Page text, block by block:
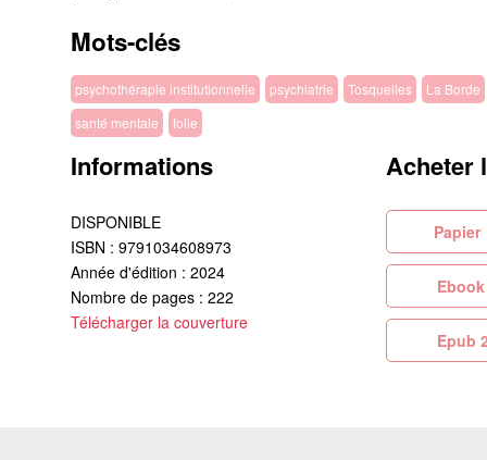
Mots-clés
psychothérapie institutionnelle psychiatrie Tosquelles
La Borde
santé mentale
folie
Informations
DISPONIBLE
ISBN : 9791034608973
Année d'édition : 2024
Nombre de pages : 222
Télécharger la couverture
Acheter